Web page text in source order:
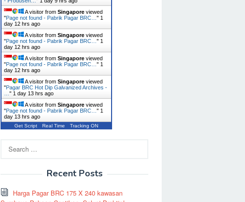
A visitor fromSingapore viewed
"Page not found - Pabrik Pagar BRC…" 1
day 12 hrs ago
A visitor fromSingapore viewed
"Page not found - Pabrik Pagar BRC…" 1
day 12 hrs ago
A visitor fromSingapore viewed
"Page not found - Pabrik Pagar BRC…" 1
day 12 hrs ago
A visitor fromSingapore viewed
"Pagar BRC Hot Dip Galvanized Archives -
…" 1 day 13 hrs ago
A visitor fromSingapore viewed
"Page not found - Pabrik Pagar BRC…" 1
day 13 hrs ago
Get Script Real Time Tracking ON
for:
Recent Posts
Harga Pagar BRC 175 X 240 kawasan